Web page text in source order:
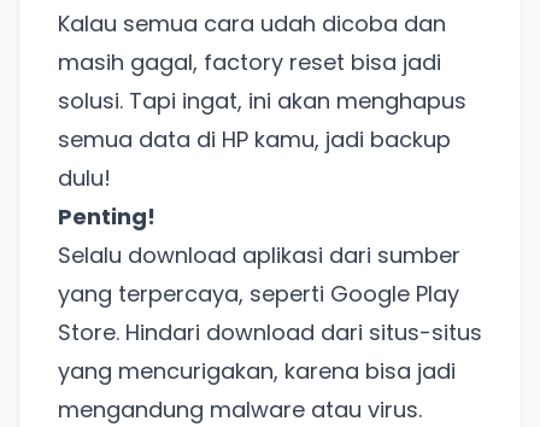
Kalau semua cara udah dicoba dan
masih gagal, factory reset bisa jadi
solusi. Tapi ingat, ini akan menghapus
semua data di HP kamu, jadi backup
dulu!
Penting!
Selalu download aplikasi dari sumber
yang terpercaya, seperti Google Play
Store. Hindari download dari situs-situs
yang mencurigakan, karena bisa jadi
mengandung malware atau virus.
Khusus untuk kamu yang mau coba
Punya website SMM baru nih! Coba BulkFame
Tanpa daftar ulang, gratis dicoba. Kamu tetap bisa
pakai Zona Sosmed kapan saja.